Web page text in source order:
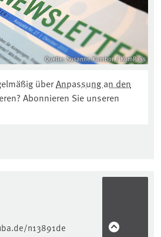
Quelle: Susanne Kambor / KomPass
überAnpassung an den
Abonnieren Sie unseren
n13891de